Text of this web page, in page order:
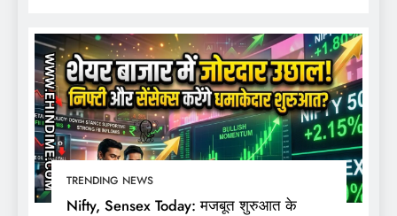
TRENDING NEWS
Nifty, Sensex Today: मजबूत शुरुआत के